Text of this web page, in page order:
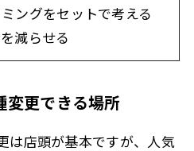
ングをセットで考える
減らせる
更できる場所
は店頭が基本ですが、人気